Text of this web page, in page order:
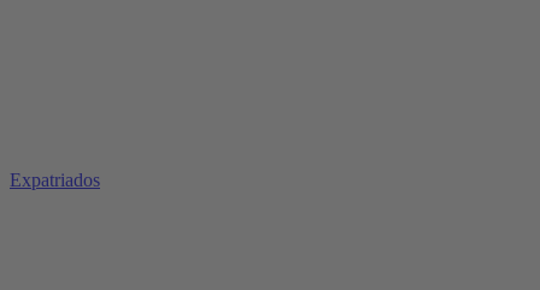
Expatriados